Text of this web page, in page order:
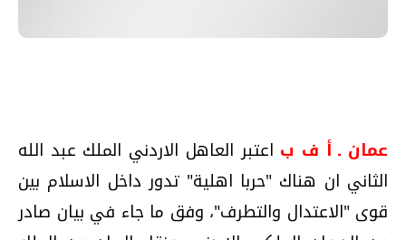
عمان ـ أ ف ب اعتبر العاهل الاردني الملك عبد الله
الثاني ان هناك "حربا اهلية" تدور داخل الاسلام بين
قوى "الاعتدال والتطرف"، وفق ما جاء في بيان صادر